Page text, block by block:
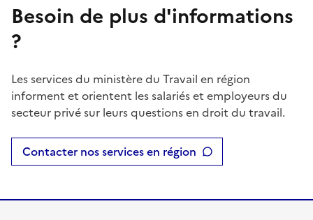
Besoin de plus d'informations
?
Les services du ministère du Travail en région
informent et orientent les salariés et employeurs du
secteur privé sur leurs questions en droit du travail.
Contacter nos services en région